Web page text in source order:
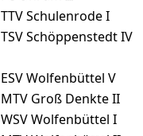
TTV Schulenrode I
TSV Schöppenstedt IV
ESV Wolfenbüttel V
MTV Groß Denkte II
WSV Wolfenbüttel I